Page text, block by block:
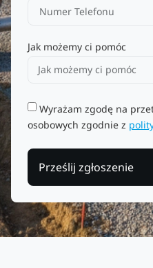
Jak możemy ci pomóc
Wyrażam zgodę na
osobowych zgodnie z
Prześlij zgłoszenie